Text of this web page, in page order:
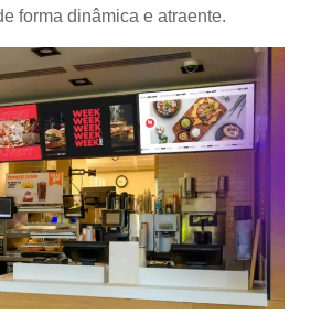
forma dinâmica e atraente.